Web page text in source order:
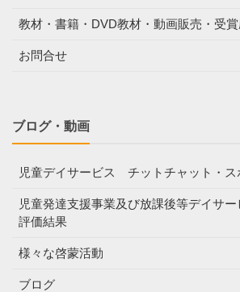
教材・書籍・DVD教材・動画販売・受
お問合せ
ブログ・動画
児童デイサービス チットチャット・ス
児童発達支援事業及び放課後等デイサ
評価結果
様々な啓蒙活動
ブログ